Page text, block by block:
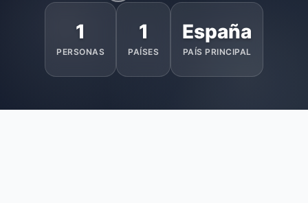
1
PERSONAS
1
PAÍSES
España
PAÍS PRINCIPAL